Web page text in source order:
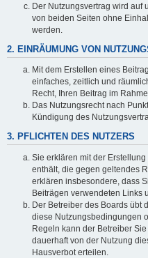
Der Nutzungsvertrag wird auf
von beiden Seiten ohne
werden.
2. EINRÄUMUNG VON
Mit dem Erstellen eines
einfaches, zeitlich und
Recht, Ihren Beitrag im
Das Nutzungsrecht nach
Kündigung des
3. PFLICHTEN DES NUTZERS
Sie erklären mit der
enthält, die gegen geltendes
erklären insbesondere, dass
Beiträgen verwendeten Links
Der Betreiber des Boards übt
diese Nutzungsbedingungen
Regeln kann der Betreiber
dauerhaft von der Nutzung
Hausverbot erteilen.